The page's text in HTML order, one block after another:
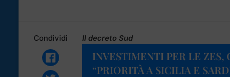
Condividi Il decreto Sud
INVESTIMENTI PER LE ZES,
“PRIORITÀ A SICILIA E